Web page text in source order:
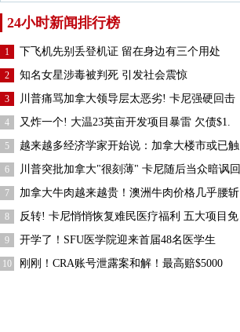
24小时新闻排行榜
1 下飞机先别丢登机证 留在身边有三个用处
2 知名女星涉毒被判死 引发社会震惊
3 川普痛骂加拿大领导层太恶劣! 卡尼强硬回击
4 又炸一个! 大温23英亩开发项目暴雷 欠债$1.
5 越来越多经济学家开始说：加拿大楼市或已触
6 川普突批加拿大"很刻薄" 卡尼随后当众暗讽回
7 加拿大牛肉越来越贵！澳洲牛肉价格几乎腰斩
8 反转! 卡尼悄悄恢复难民医疗福利 五大项目免
9 开学了！SFU医学院迎来首届48名医学生
10 刚刚！CRA账号泄露案和解！最高赔$5000